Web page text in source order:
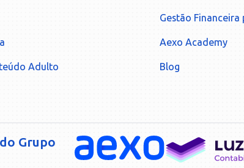
Adulto
Gestão
Aexo Academy
Blog
Grupo